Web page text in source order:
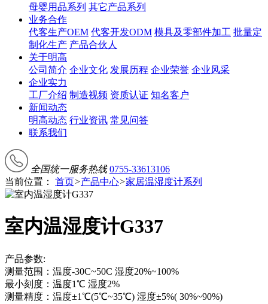
母婴用品系列 其它产品系列
业务合作
代客生产OEM 代客开发ODM 模具及零部件加工 批量定
制化生产 产品合伙人
关于明高
公司简介 企业文化 发展历程 企业荣誉 企业风采
企业实力
工厂介绍 制造视频 资质认证 知名客户
新闻动态
明高动态 行业资讯 常见问答
联系我们
全国统一服务热线 0755-33613106
当前位置：
首页>产品中心>家居温湿度计系列
室内温湿度计G337
产品参数:
测量范围：温度-30C~50C 湿度20%~100%
最小刻度：温度1℃ 湿度2%
测量精度：温度±1℃(5℃~35℃) 湿度±5%( 30%~90%)